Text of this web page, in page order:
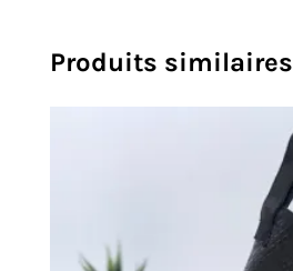
Produits similaires